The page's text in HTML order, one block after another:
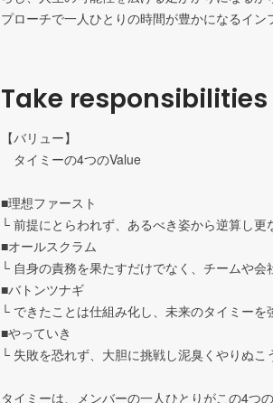
プローチで一人ひとりの時間が豊かになるイン
Take
【バリュー】
タイミーの4つのValue
■理想ファースト
└ 前提にとらわれず、あるべき姿から逆算し更
■オールスクラム
└ 自身の責務を果たすだけでなく、チームや会
■バトンツナギ
└ できたことは仕組み化し、未来のタイミーを
■やっていき
└ 失敗を恐れず、大胆に挑戦し泥臭くやりぬこ
タイミーは、メンバーの一人ひとりがこの4つ